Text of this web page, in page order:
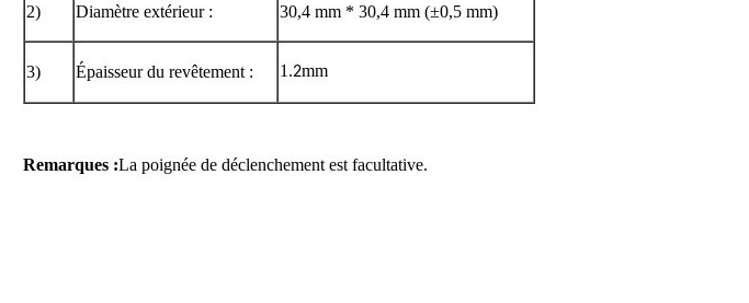
2) Diamètre extérieur : 30,4 mm * 30,4 mm (±0,5 mm)
3) Épaisseur du revêtement : 1.2mm
Remarques :La poignée de déclenchement est facultative.